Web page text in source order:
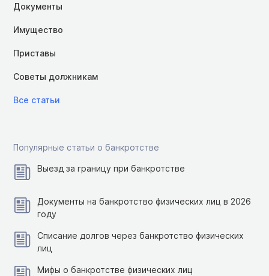
Документы
Имущество
Приставы
Советы должникам
Все статьи
Популярные статьи о банкротстве
Выезд за границу при банкротстве
Документы на банкротство физических лиц в 2026
году
Списание долгов через банкротство физических
лиц
Мифы о банкротстве физических лиц